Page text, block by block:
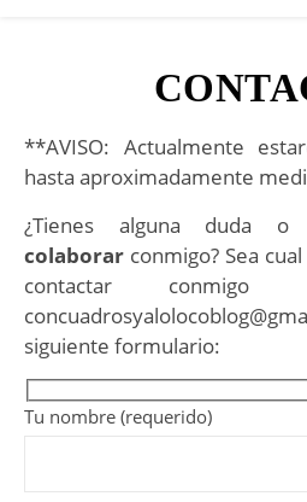
**AVISO: Actualmente estaré fuera de contacto
hasta aproximadamente
¿Tienes alguna duda o
colaborar conmigo? Sea
contactar conmigo
siguiente formulario:
Tu nombre (requerido)